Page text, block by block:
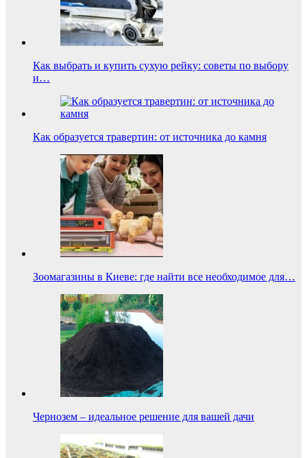
Как выбрать и купить сухую рейку: советы по выбору
и…
Как образуется травертин: от источника до камня
Зоомагазины в Киеве: где найти все необходимое для…
Чернозем – идеальное решение для вашей дачи